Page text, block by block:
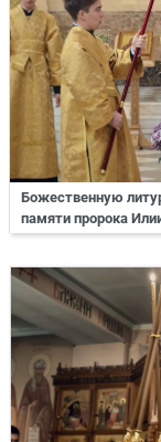
Божественную
памяти пророка